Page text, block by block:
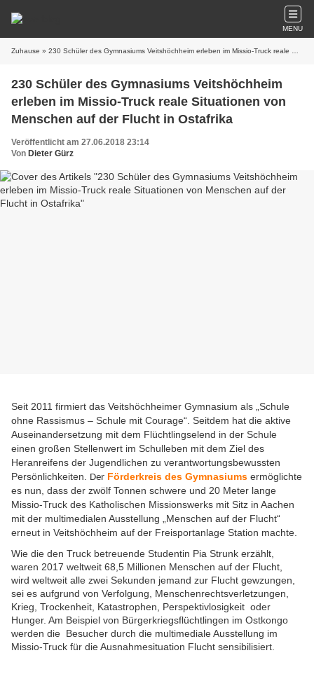
MENU
Zuhause » 230 Schüler des Gymnasiums Veitshöchheim erleben im Missio-Truck reale Situationen von Menschen auf der Flucht in Ostafrika
230 Schüler des Gymnasiums Veitshöchheim
erleben im Missio-Truck reale Situationen von
Menschen auf der Flucht in Ostafrika
Veröffentlicht am 27.06.2018 23:14
Von Dieter Gürz
Seit 2011 firmiert das Veitshöchheimer Gymnasium als „Schule
ohne Rassismus – Schule mit Courage“. Seitdem hat die aktive
Auseinandersetzung mit dem Flüchtlingselend in der Schule
einen großen Stellenwert im Schulleben mit dem Ziel des
Heranreifens der Jugendlichen zu verantwortungsbewussten
Persönlichkeiten. Der Förderkreis des Gymnasiums ermöglichte
es nun, dass der zwölf Tonnen schwere und 20 Meter lange
Missio-Truck des Katholischen Missionswerks mit Sitz in Aachen
mit der multimedialen Ausstellung „Menschen auf der Flucht“
erneut in Veitshöchheim auf der Freisportanlage Station machte.
Wie die den Truck betreuende Studentin Pia Strunk erzählt,
waren 2017 weltweit 68,5 Millionen Menschen auf der Flucht,
wird weltweit alle zwei Sekunden jemand zur Flucht gewzungen,
sei es aufgrund von Verfolgung, Menschenrechtsverletzungen,
Krieg, Trockenheit, Katastrophen, Perspektivlosigkeit oder
Hunger. Am Beispiel von Bürgerkriegsflüchtlingen im Ostkongo
werden die Besucher durch die multimediale Ausstellung im
Missio-Truck für die Ausnahmesituation Flucht sensibilisiert.